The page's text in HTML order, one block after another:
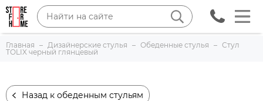
Главная Дизайнерские стулья Обеденные стулья
Стул
TOLIX черный глянцевый
Назад к обеденным стульям